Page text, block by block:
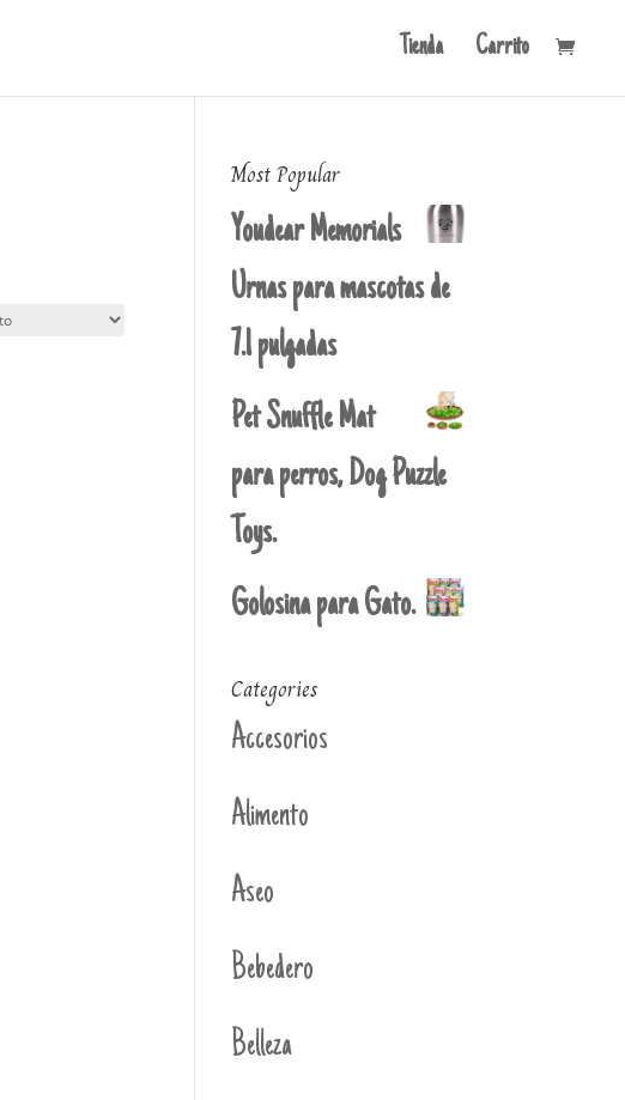
Tienda Carrito
Most Popular
Youdear Memorials
Urnas para mascotas de
7.1 pulgadas
Pet Snuffle Mat
para perros, Dog Puzzle
Toys.
Golosina para Gato.
Categories
Accesorios
Alimento
Aseo
Bebedero
Belleza